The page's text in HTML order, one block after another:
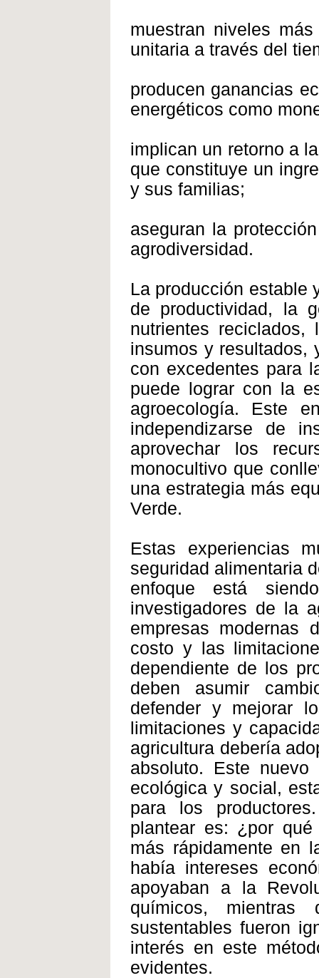
muestran niveles
unitaria a través del
producen ganancias
energéticos como
implican un retorno a
que constituye un
y sus familias;
aseguran la
agrodiversidad.
La producción estable
de productividad, la
nutrientes reciclados,
insumos y resultados,
con excedentes para
puede lograr con la
agroecología. Este
independizarse de
aprovechar los
monocultivo que
una estrategia más
Verde.
Estas experiencias
seguridad alimentaria
enfoque está
investigadores de la
empresas modernas
costo y las
dependiente de los
deben asumir
defender y mejorar
limitaciones y
agricultura debería
absoluto. Este
ecológica y social,
para los
plantear es: ¿por
más rápidamente en
había intereses
apoyaban a la
químicos,
sustentables fueron
interés en este
evidentes.